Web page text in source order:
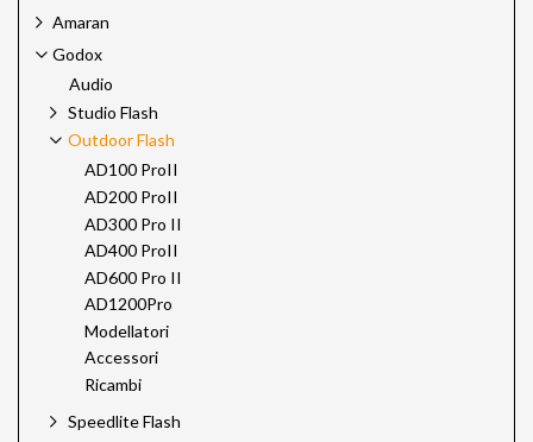
Amaran
Godox
Audio
Studio Flash
Outdoor Flash
AD100 ProII
AD200 ProII
AD300 Pro II
AD400 ProII
AD600 Pro II
AD1200Pro
Modellatori
Accessori
Ricambi
Speedlite Flash